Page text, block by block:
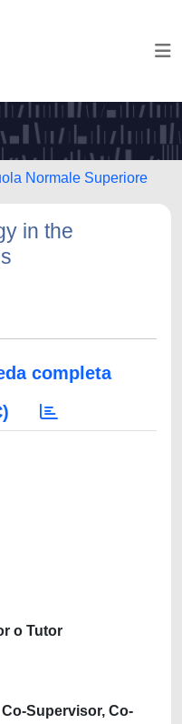
Normale Superiore
in the
completa
o Tutor
Supervisor, Co-